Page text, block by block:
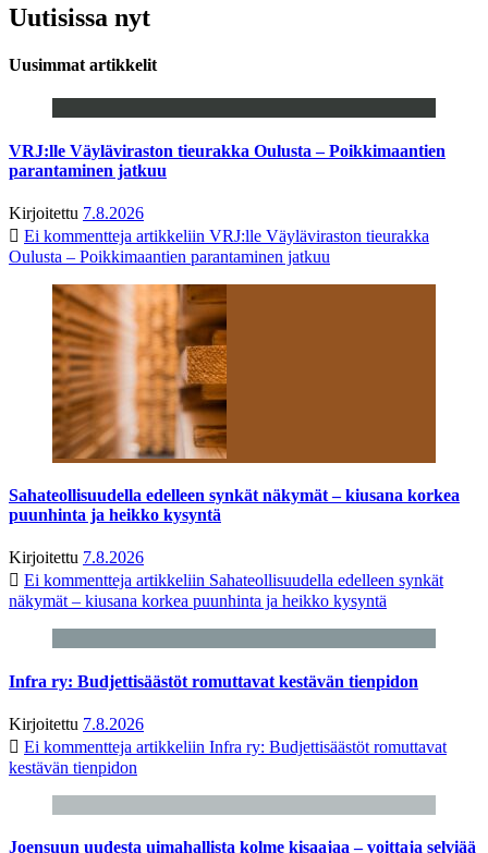
Uutisissa nyt
Uusimmat artikkelit
VRJ:lle Väyläviraston tieurakka Oulusta – Poikkimaantien
parantaminen jatkuu
Kirjoitettu 7.8.2026
Ei kommentteja artikkeliin VRJ:lle Väyläviraston tieurakka
Oulusta – Poikkimaantien parantaminen jatkuu
Sahateollisuudella edelleen synkät näkymät – kiusana korkea
puunhinta ja heikko kysyntä
Kirjoitettu 7.8.2026
Ei kommentteja artikkeliin Sahateollisuudella edelleen synkät
näkymät – kiusana korkea puunhinta ja heikko kysyntä
Infra ry: Budjettisäästöt romuttavat kestävän tienpidon
Kirjoitettu 7.8.2026
Ei kommentteja artikkeliin Infra ry: Budjettisäästöt romuttavat
kestävän tienpidon
Joensuun uudesta uimahallista kolme kisaajaa – voittaja selviää